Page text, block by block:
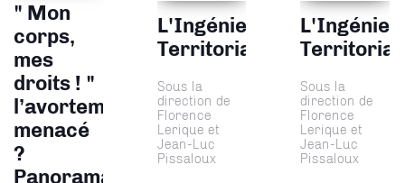
" Mon
corps,
mes
droits ! "
l’avortement
menacé
?
Panorama
L'Ingénierie
Territoriale
Sous la
direction de
Florence
Lerique et
Jean-Luc
Pissaloux
Sous la
direction de
Florence
Lerique et
Jean-Luc
Pissaloux